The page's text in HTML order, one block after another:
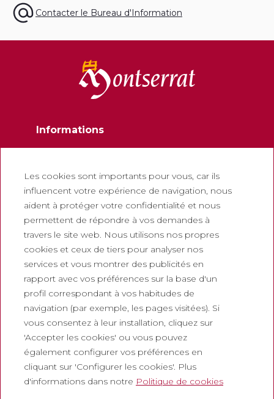
Contacter le Bureau d'Information
Informations
Newsletter
Travaillez avec nous
Foire aux questions
Billets touristiques
Politique de confidentialité
Politique de cookies
Politique des Réseaux Sociaux
Canal de signalement
Mentions légales
Entreprises
Les cookies sont importants pour vous, car ils
influencent votre expérience de navigation, nous
aident à protéger votre confidentialité et nous
permettent de répondre à vos demandes à
travers le site web. Nous utilisons nos propres
cookies et ceux de tiers pour analyser nos
services et vous montrer des publicités en
rapport avec vos préférences sur la base d'un
profil correspondant à vos habitudes de
navigation (par exemple, les pages visitées). Si
vous consentez à leur installation, cliquez sur
'Accepter les cookies' ou vous pouvez
également configurer vos préférences en
cliquant sur 'Configurer les cookies'. Plus
d'informations dans notre Politique de cookies